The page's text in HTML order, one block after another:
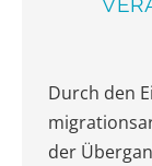
Durch den
der